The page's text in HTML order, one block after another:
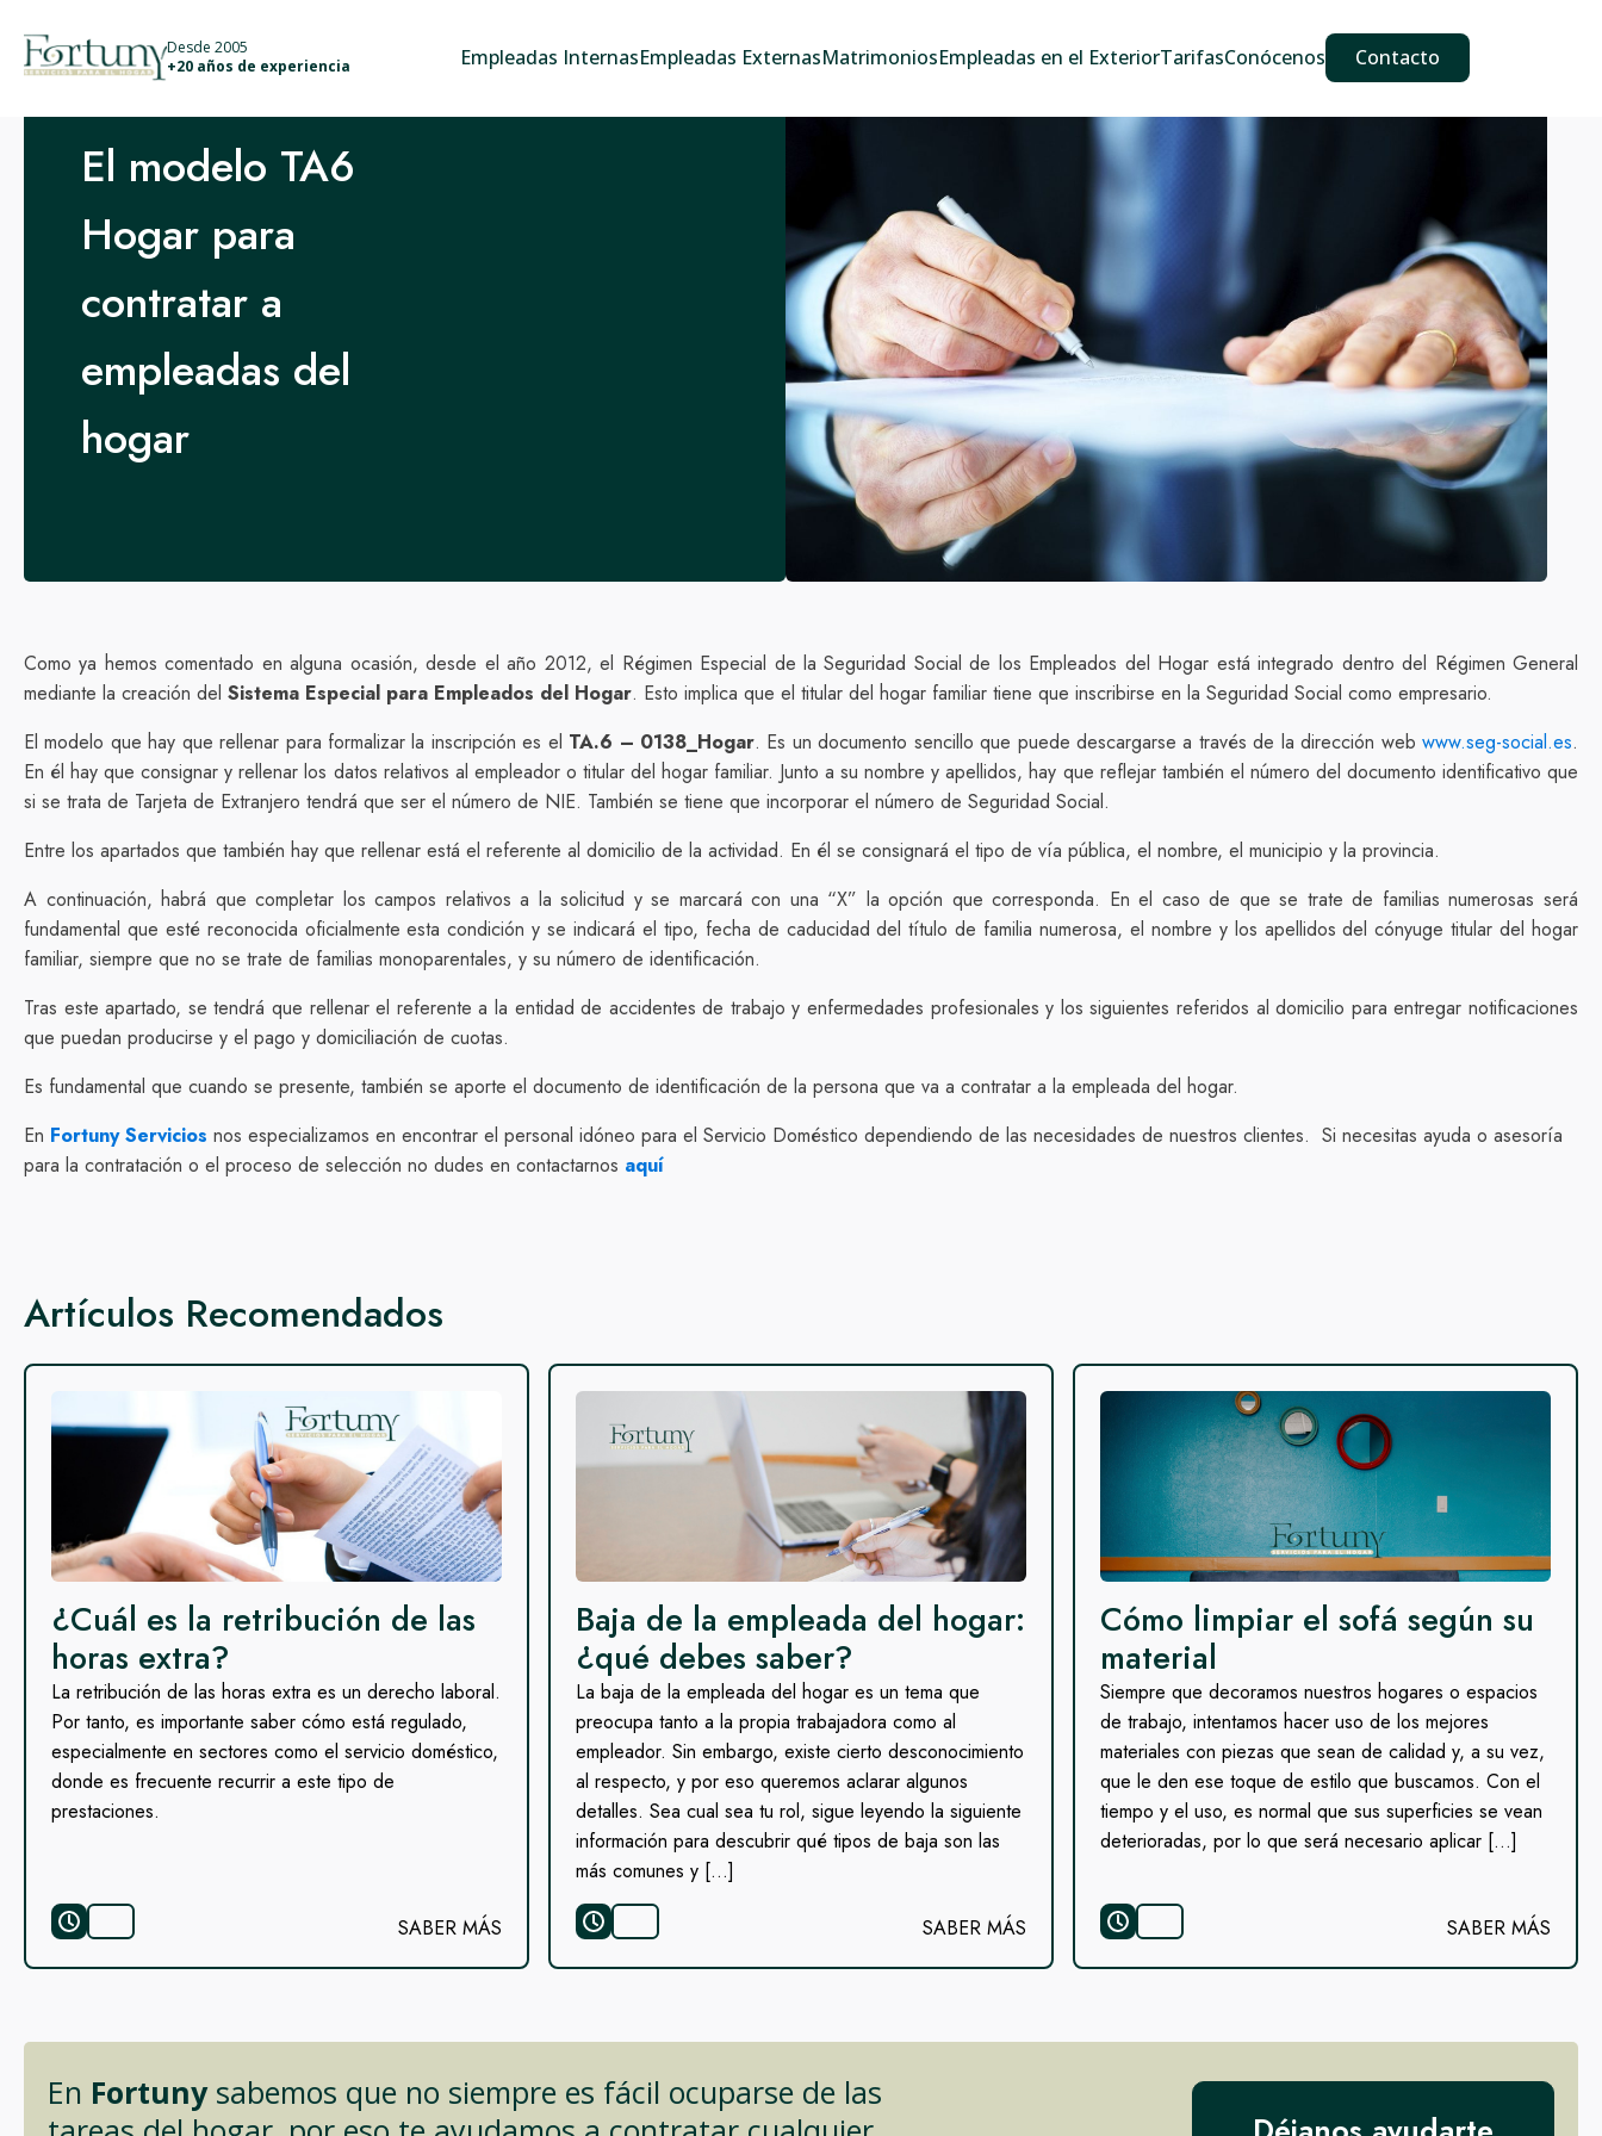
Desde 2005
+20 años de experiencia
Empleadas InternasEmpleadas ExternasMatrimoniosEmpleadas en el ExteriorTarifasConócenos Contacto
El modelo TA6
Hogar para
contratar a
empleadas del
hogar
Como ya hemos comentado en alguna ocasión, desde el año 2012, el Régimen Especial de la Seguridad Social de los Empleados del Hogar está integrado dentro del Régimen General
mediante la creación del Sistema Especial para Empleados del Hogar. Esto implica que el titular del hogar familiar tiene que inscribirse en la Seguridad Social como empresario.
El modelo que hay que rellenar para formalizar la inscripción es el TA.6 – 0138_Hogar. Es un documento sencillo que puede descargarse a través de la dirección webwww.seg-social.es.
En él hay que consignar y rellenar los datos relativos al empleador o titular del hogar familiar. Junto a su nombre y apellidos, hay que reflejar también el número del documento identificativo que
si se trata de Tarjeta de Extranjero tendrá que ser el número de NIE. También se tiene que incorporar el número de Seguridad Social.
Entre los apartados que también hay que rellenar está el referente al domicilio de la actividad. En él se consignará el tipo de vía pública, el nombre, el municipio y la provincia.
A continuación, habrá que completar los campos relativos a la solicitud y se marcará con una “X” la opción que corresponda. En el caso de que se trate de familias numerosas será
fundamental que esté reconocida oficialmente esta condición y se indicará el tipo, fecha de caducidad del título de familia numerosa, el nombre y los apellidos del cónyuge titular del hogar
familiar, siempre que no se trate de familias monoparentales, y su número de identificación.
Tras este apartado, se tendrá que rellenar el referente a la entidad de accidentes de trabajo y enfermedades profesionales y los siguientes referidos al domicilio para entregar notificaciones
que puedan producirse y el pago y domiciliación de cuotas.
Es fundamental que cuando se presente, también se aporte el documento de identificación de la persona que va a contratar a la empleada del hogar.
En Fortuny Servicios nos especializamos en encontrar el personal idóneo para el Servicio Doméstico dependiendo de las necesidades de nuestros clientes. Si necesitas ayuda o asesoría
para la contratación o el proceso de selección no dudes en contactarnos aquí
Artículos Recomendados
¿Cuál es la retribución de las
horas extra?
La retribución de las horas extra es un derecho laboral.
Por tanto, es importante saber cómo está regulado,
especialmente en sectores como el servicio doméstico,
donde es frecuente recurrir a este tipo de
prestaciones.
SABER MÁS
Baja de la empleada del hogar:
¿qué debes saber?
La baja de la empleada del hogar es un tema que
preocupa tanto a la propia trabajadora como al
empleador. Sin embargo, existe cierto desconocimiento
al respecto, y por eso queremos aclarar algunos
detalles. Sea cual sea tu rol, sigue leyendo la siguiente
información para descubrir qué tipos de baja son las
más comunes y […]
SABER MÁS
Cómo limpiar el sofá según su
material
Siempre que decoramos nuestros hogares o espacios
de trabajo, intentamos hacer uso de los mejores
materiales con piezas que sean de calidad y, a su vez,
que le den ese toque de estilo que buscamos. Con el
tiempo y el uso, es normal que sus superficies se vean
deterioradas, por lo que será necesario aplicar […]
SABER MÁS
En Fortunysabemos que no siempre es fácil ocuparse de las